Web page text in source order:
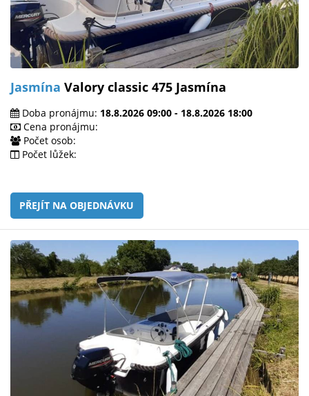
Jasmína Valory classic 475 Jasmína
Doba pronájmu: 18.8.2026 09:00 - 18.8.2026 18:00
Cena pronájmu:
Počet osob:
Počet lůžek:
PŘEJÍT NA OBJEDNÁVKU